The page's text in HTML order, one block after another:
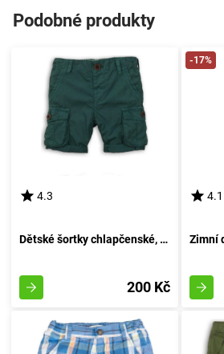
Podobné produkty
4.3
Dětské šortky chlapčenské, Minoti, DESERT 2, zelené - velikost 92/98 | pro věk 2-3 let
200 Kč
-17%
4.1